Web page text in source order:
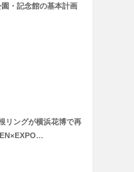
・記念館の基本計画
リングが横浜花博で再